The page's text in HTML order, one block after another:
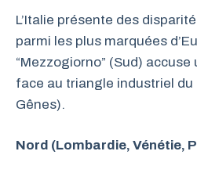
L’Italie présente des
parmi les plus marquées
“Mezzogiorno” (Sud)
face au triangle industriel du
Gênes).
Nord (Lombardie, Vénétie,